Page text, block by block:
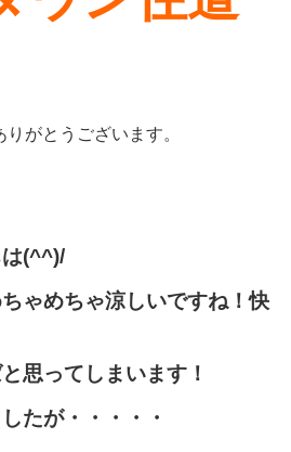
がとうございます。
(^^)/
ゃめちゃ涼しいですね！快
思ってしまいます！
たが・・・・・